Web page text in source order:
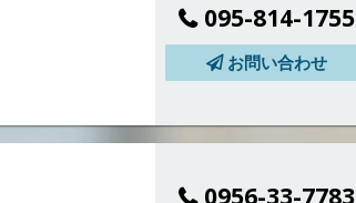
095-814-1755
お問い合わせ
0956-33-7783